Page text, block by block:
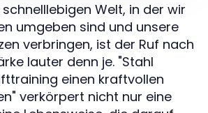
Welt, in der wir
umgeben sind und unsere
verbringen, ist der Ruf nach
lauter denn je. "Stahl
einen kraftvollen
verkörpert nicht nur eine